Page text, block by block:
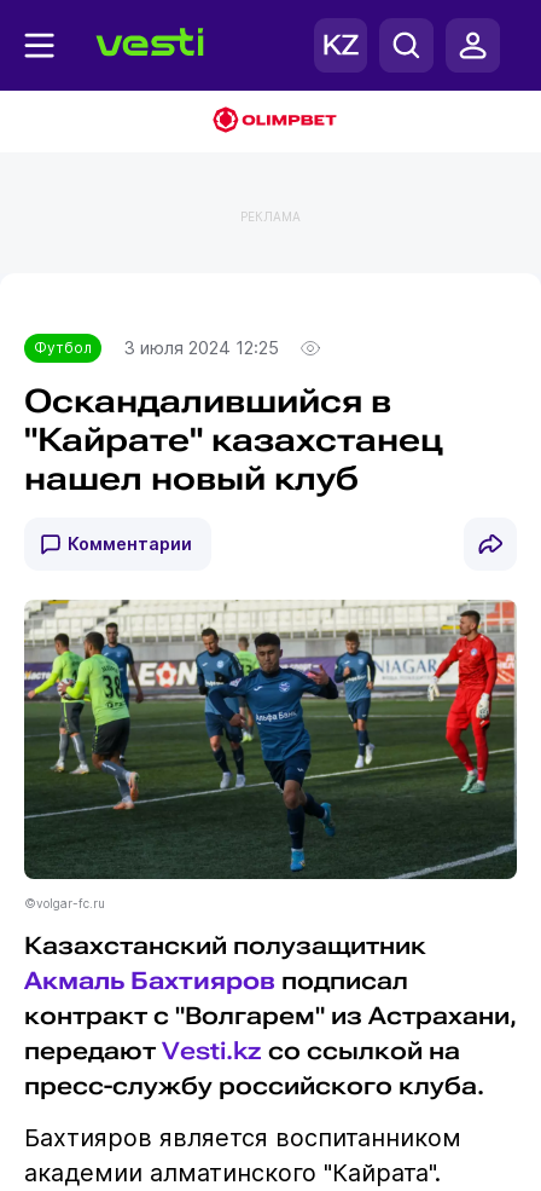
РЕКЛАМА
Футбол 3 июля 2024 12:25
Оскандалившийся в
"Кайрате" казахстанец
нашел новый клуб
Комментарии
©volgar-fc.ru
Казахстанский полузащитник
Акмаль Бахтияров подписал
контракт с "Волгарем" из Астрахани,
передают Vesti.kz со ссылкой на
пресс-службу российского клуба.
Бахтияров является воспитанником
академии алматинского "Кайрата".